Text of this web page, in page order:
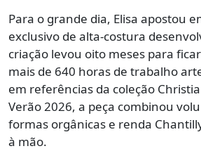
Para o grande dia, Elisa apostou
exclusivo de alta-costura
criação levou oito meses para
mais de 640 horas de trabalho
em referências da coleção
Verão 2026, a peça combinou
formas orgânicas e renda
à mão.